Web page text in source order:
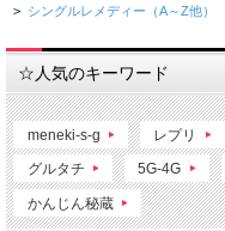
> シングルレメディー（A～Z他）
☆人気のキーワード
meneki-s-g レプリ
グルタチ 5G-4G
かんじん秘蔵